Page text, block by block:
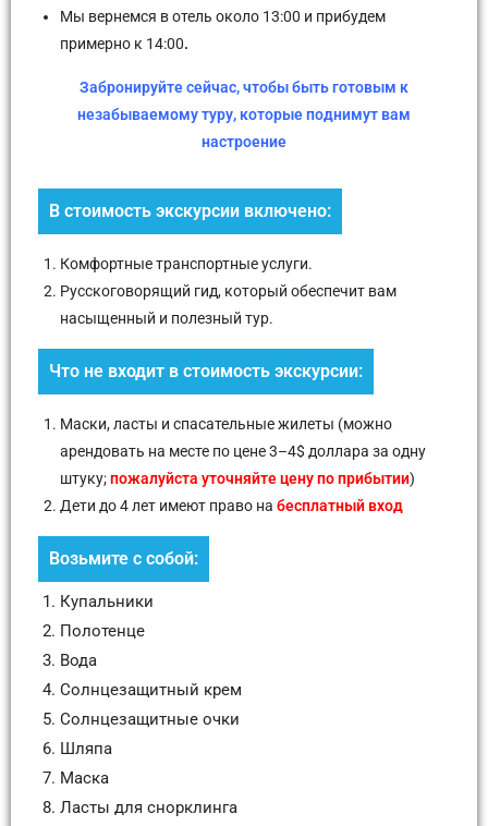
Мы вернемся в отель около 13:00 и прибудем
примерно к 14:00.
Забронируйте сейчас, чтобы быть готовым к
незабываемому туру, которые поднимут вам
настроение
В стоимость экскурсии включено:
Комфортные транспортные услуги.
Русскоговорящий гид, который обеспечит вам
насыщенный и полезный тур.
Что не входит в стоимость экскурсии:
Маски, ласты и спасательные жилеты (можно
арендовать на месте по цене 3–4$ доллара за одну
штуку;пожалуйста уточняйте цену по прибытии)
Дети до 4 лет имеют право на бесплатный вход
Возьмите с собой:
Купальники
Полотенце
Вода
Солнцезащитный крем
Солнцезащитные очки
Шляпа
Маска
Ласты для снорклинга